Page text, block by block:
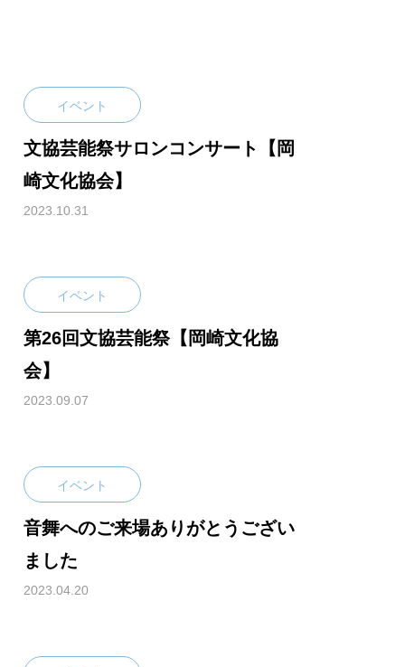
イベント
文協芸能祭サロンコンサート【岡
崎文化協会】
2023.10.31
イベント
第26回文協芸能祭【岡崎文化協
会】
2023.09.07
イベント
音舞へのご来場ありがとうござい
ました
2023.04.20